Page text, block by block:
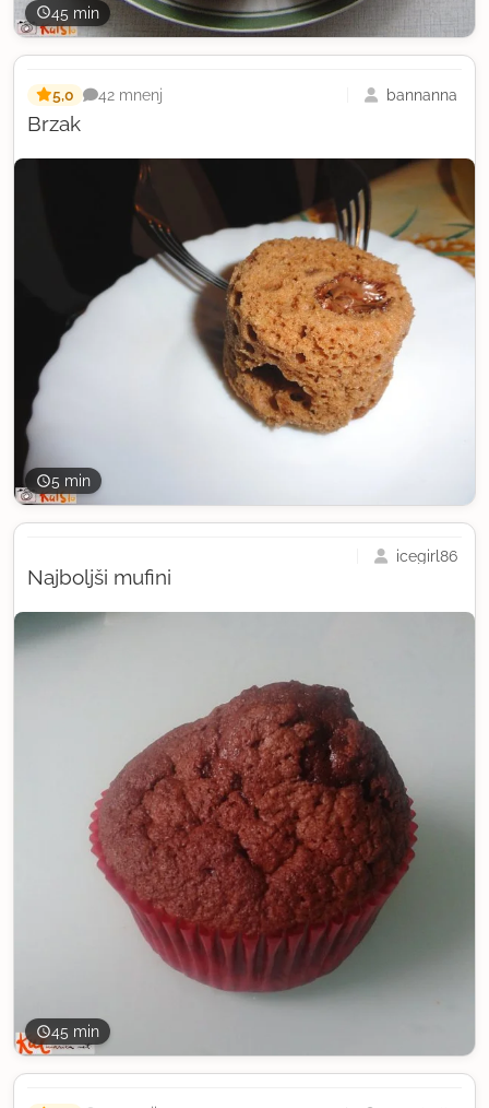
45 min
5 min
Brzak
5,0 42 mnenj bannanna
45 min
Najboljši mufini
icegirl86